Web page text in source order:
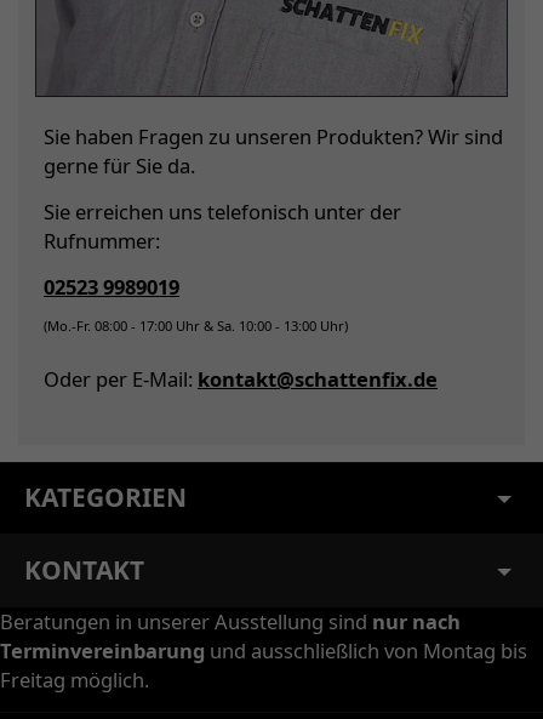
Sie haben Fragen zu unseren Produkten? Wir sind
gerne für Sie da.
Sie erreichen uns telefonisch unter der
Rufnummer:
02523 9989019
(Mo.-Fr. 08:00 - 17:00 Uhr & Sa. 10:00 - 13:00 Uhr)
Oder per E-Mail: kontakt@schattenfix.de
KATEGORIEN
KONTAKT
Beratungen in unserer Ausstellung sind nur nach
Terminvereinbarung und ausschließlich von Montag bis
Freitag möglich.